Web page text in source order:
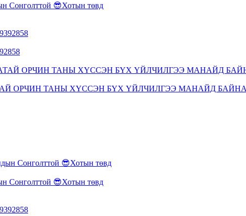
😎Хотын төвд
ОРЧИН ТАНЫ ХҮССЭН БҮХ ҮЙЛЧИЛГЭЭ МАНАЙД БАЙНА
😎Хотын төвд